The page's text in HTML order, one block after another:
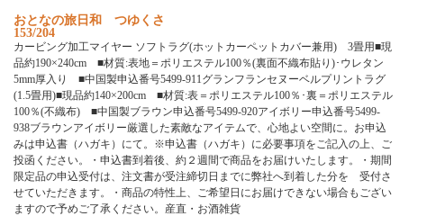
おとなの旅日和 つゆく さ
153/204
カ ー ビング加工マイ ヤー ソフ ト ラ グ(ホッ ト カ ーペッ ト カバー兼用) 3畳用■現
品約190×240cm ■材質:表地 ＝ ポリ エステル100％(裏面不織布貼り )･ ウレタ ン
5mm厚入 り ■中 国製申込番号5499-911グラ ンフラ ンセ ヌ ーベルプリ ン ト ラ グ
(1.5畳用)■現品約140×200cm ■材質:表 ＝ ポリ エステル100％ ･裏 ＝ ポリ エステル
100％(不織布) ■中 国製ブラ ウン申込番号5499-920アイボリ ー申込番号5499-
938ブラ ウンアイボリ ー厳選 した素敵なアイ テムで、 心地よ い空間 に。 お申込
みは申込書 （ハガキ ） にて。 ※申込書 （ハガキ ） に必要事項をご記入の上、 ご
投函 く ださ い。 ・ 申込書到 着後、 約 ２ 週間で商品をお届けいた し ま す。 ・ 期間
限定品の申込受付は、 注文書が受注締切 日 ま でに弊社へ到 着した分を 受付さ
せていただき ま す。 ・ 商品の特性上、 ご希望 日 にお届けできない場合 も ござい
ま すので予めご了承 く ださ い。 産直 ・ お酒雑貨